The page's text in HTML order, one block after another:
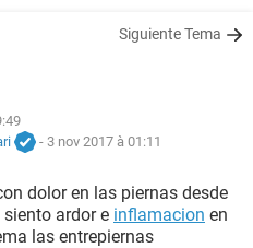
Siguiente Tema
- 3 nov 2017 à 01:11
dolor en las piernas desde
siento ardor e inflamacion en
las entrepiernas